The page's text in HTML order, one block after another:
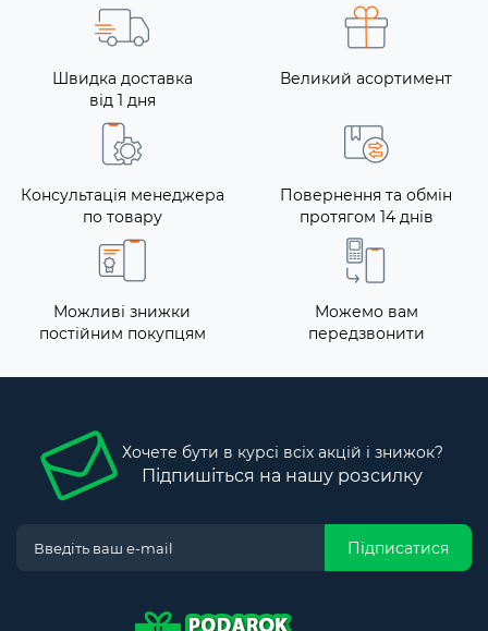
Швидка доставка
від 1 дня
Великий асортимент
Консультація менеджера
по товару
Повернення та обмін
протягом 14 днів
Можливі знижки
постійним покупцям
Можемо вам
передзвонити
Хочете бути в курсі всіх акцій і знижок?
Підпишіться на нашу розсилку
Підписатися